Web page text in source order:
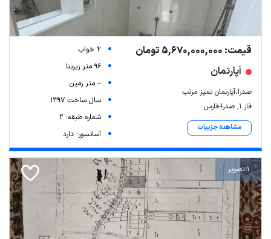
قیمت: 5,670,000,000 تومان
آپارتمان
صدرا،آپارتمان تمیز مرتب
فاز ۱, صدرا-فارس
مشاهده جزییات
2 خواب
96 متر زیربنا
-- متر زمین
سال ساخت 1397
شماره طبقه: 2
آسانسور: دارد
1 تصویر